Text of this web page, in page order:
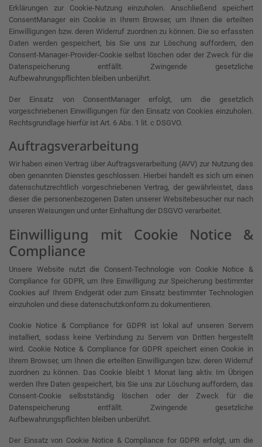
Erklärungen zur Cookie-Nutzung einzuholen. Anschließend speichert
ConsentManager ein Cookie in Ihrem Browser, um Ihnen die erteilten
Einwilligungen bzw. deren Widerruf zuordnen zu können. Die so erfassten
Daten werden gespeichert, bis Sie uns zur Löschung auffordern, den
Consent-Manager-Provider-Cookie selbst löschen oder der Zweck für die
Datenspeicherung entfällt. Zwingende gesetzliche
Aufbewahrungspflichten bleiben unberührt.
Der Einsatz von ConsentManager erfolgt, um die gesetzlich
vorgeschriebenen Einwilligungen für den Einsatz von Cookies einzuholen.
Rechtsgrundlage hierfür ist Art. 6 Abs. 1 lit. c DSGVO.
Auftragsverarbeitung
Wir haben einen Vertrag über Auftragsverarbeitung (AVV) zur Nutzung des
oben genannten Dienstes geschlossen. Hierbei handelt es sich um einen
datenschutzrechtlich vorgeschriebenen Vertrag, der gewährleistet, dass
dieser die personenbezogenen Daten unserer Websitebesucher nur nach
unseren Weisungen und unter Einhaltung der DSGVO verarbeitet.
Einwilligung mit Cookie Notice &
Compliance
Unsere Website nutzt die Consent-Technologie von Cookie Notice &
Compliance for GDPR, um Ihre Einwilligung zur Speicherung bestimmter
Cookies auf Ihrem Endgerät oder zum Einsatz bestimmter Technologien
einzuholen und diese datenschutzkonform zu dokumentieren.
Cookie Notice & Compliance for GDPR ist lokal auf unseren Servern
installiert, sodass keine Verbindung zu Servern von Dritten hergestellt
wird. Cookie Notice & Compliance for GDPR speichert einen Cookie in
Ihrem Browser, um Ihnen die erteilten Einwilligungen bzw. deren Widerruf
zuordnen zu können. Das Cookie bleibt 1 Monat lang aktiv. Im Übrigen
werden Ihre Daten gespeichert, bis Sie uns zur Löschung auffordern, das
Consent-Cookie selbstständig löschen oder der Zweck für die
Datenspeicherung entfällt. Zwingende gesetzliche
Aufbewahrungspflichten bleiben unberührt.
Der Einsatz von Cookie Notice & Compliance for GDPR erfolgt, um die